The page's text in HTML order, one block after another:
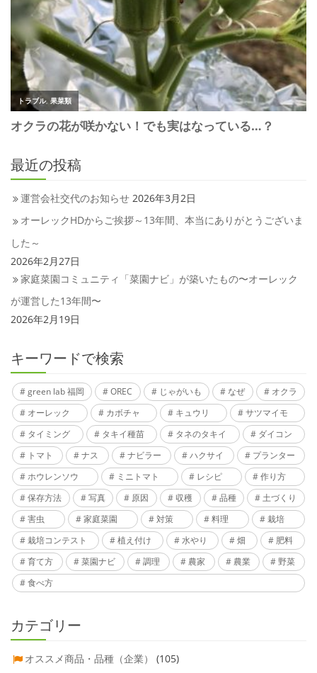
最近の投稿
運営会社交代のお知らせ 2026年3月2日
オーレックHDからご挨拶～13年間、本当にありがとうございま
した～
2026年2月27日
家庭菜園コミュニティ「菜園ナビ」が築いたもの〜オーレック
が運営した13年間〜
2026年2月19日
キーワードで検索
green lab 福岡 OREC じゃがいも なぜ
オクラ
オーレック
カボチャ キュウリ
サツマイモ
タイミング
タキイ種苗 タネのタキイ
ダイコン
トマト
ナス ナビラー ハクサイ
プランター
ホウレンソウ
ミニトマト レシピ
作り方
保存方法
写真 原因 収穫 品種
土づくり
害虫
家庭菜園 対策 料理
栽培
栽培コンテスト
植え付け 水やり 畑
肥料
育て方
菜園ナビ 調理 農家 農業
野菜
食べ方
カテゴリー
オススメ商品・品種（企業）
(105)